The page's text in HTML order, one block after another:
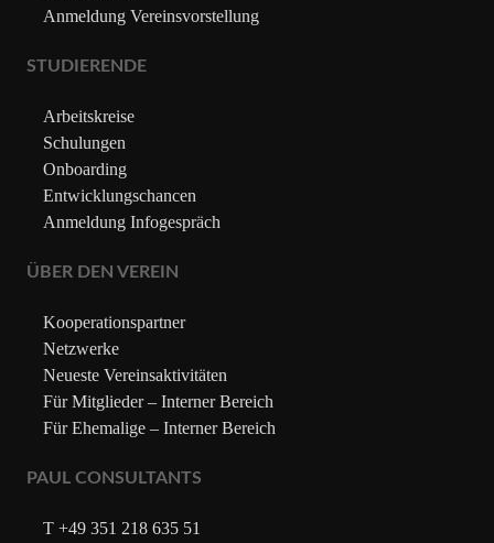
Anmeldung Vereinsvorstellung
STUDIERENDE
Arbeitskreise
Schulungen
Onboarding
Entwicklungschancen
Anmeldung Infogespräch
ÜBER DEN VEREIN
Kooperationspartner
Netzwerke
Neueste Vereinsaktivitäten
Für Mitglieder – Interner Bereich
Für Ehemalige – Interner Bereich
PAUL CONSULTANTS
T +49 351 218 635 51